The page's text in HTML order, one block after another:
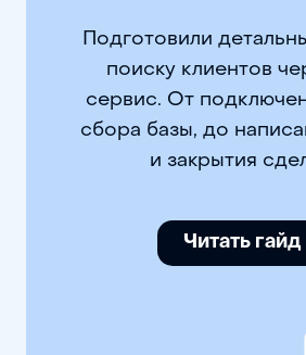
Подготовили
поиску клиентов
сервис. От
сбора базы, до
и закрытия
Читать гайд